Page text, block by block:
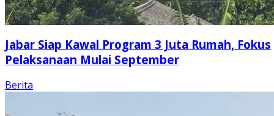
Jabar Siap Kawal Program 3 Juta Rumah, Fokus
Pelaksanaan Mulai September
Berita